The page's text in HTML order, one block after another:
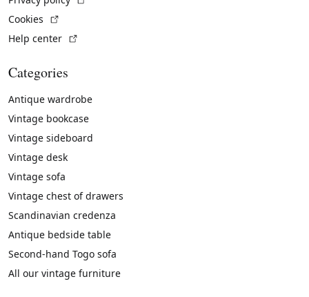
Cookies
Help center
Categories
Antique wardrobe
Vintage bookcase
Vintage sideboard
Vintage desk
Vintage sofa
Vintage chest of drawers
Scandinavian credenza
Antique bedside table
Second-hand Togo sofa
All our vintage furniture